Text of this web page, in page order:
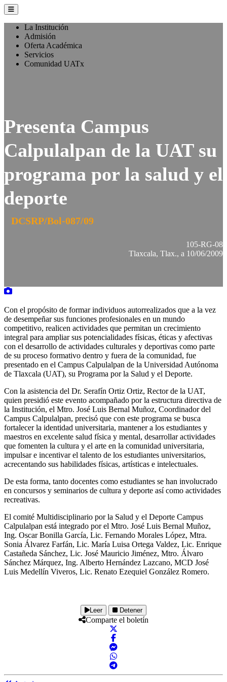
La Institución
Admisión
Oferta Académica
Servicios
Comunidad UATx
Presenta Campus
Calpulalpan de la UAT su
programa por la salud y el
deporte
DCSRP/Bol-087/09
105-RG-08
Tlaxcala, Tlax., a 10/06/2009
Con el propósito de formar individuos autorrealizados que a la vez
de desempeñar sus funciones profesionales en un mundo
competitivo, realicen actividades que permitan un crecimiento
integral para ampliar sus potencialidades físicas, éticas y afectivas
con el desarrollo de actividades culturales y deportivas como parte
de su proceso formativo dentro y fuera de la comunidad, fue
presentado en el Campus Calpulalpan de la Universidad Autónoma
de Tlaxcala (UAT), su Programa por la Salud y el Deporte.
Con la asistencia del Dr. Serafín Ortiz Ortiz, Rector de la UAT,
quien presidió este evento acompañado por la estructura directiva de
la Institución, el Mtro. José Luis Bernal Muñoz, Coordinador del
Campus Calpulalpan, precisó que con este programa se busca
fortalecer la identidad universitaria, mantener a los estudiantes y
maestros en excelente salud física y mental, desarrollar actividades
que fomenten la cultura y el arte en la comunidad universitaria,
impulsar e incentivar el talento de los estudiantes universitarios,
acrecentando sus habilidades físicas, artísticas e intelectuales.
De esta forma, tanto docentes como estudiantes se han involucrado
en concursos y seminarios de cultura y deporte así como actividades
recreativas.
El comité Multidisciplinario por la Salud y el Deporte Campus
Calpulalpan está integrado por el Mtro. José Luis Bernal Muñoz,
Ing. Oscar Bonilla García, Lic. Fernando Morales López, Mtra.
Sonia Álvarez Farfán, Lic. María Luisa Ortega Valdez, Lic. Enrique
Castañeda Sánchez, Lic. José Mauricio Jiménez, Mtro. Álvaro
Sánchez Márquez, Ing. Alberto Hernández Lazcano, MCD José
Luis Medellín Viveros, Lic. Renato Ezequiel González Romero.
Leer Detener
Comparte el boletín